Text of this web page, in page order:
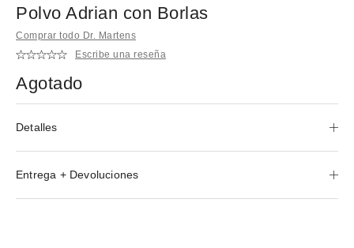
Polvo Adrian con Borlas
Comprar todo Dr. Martens
Escribe una reseña
Agotado
Detalles
Entrega + Devoluciones